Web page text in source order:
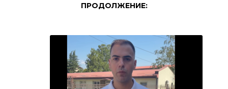
ПРОДОЛЖЕНИЕ: